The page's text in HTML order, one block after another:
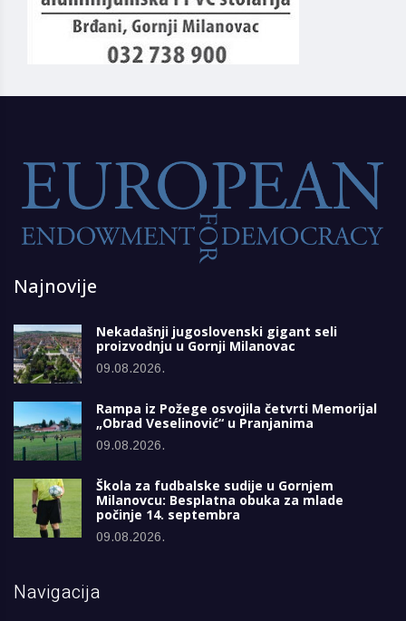
Najnovije
Nekadašnji jugoslovenski gigant seli
proizvodnju u Gornji Milanovac
09.08.2026.
Rampa iz Požege osvojila četvrti Memorijal
„Obrad Veselinović“ u Pranjanima
09.08.2026.
Škola za fudbalske sudije u Gornjem
Milanovcu: Besplatna obuka za mlade
počinje 14. septembra
09.08.2026.
Navigacija